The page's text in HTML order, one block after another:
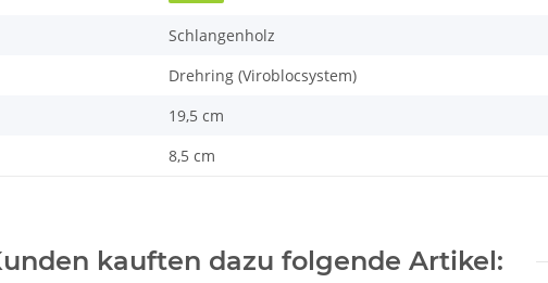
Schlangenholz
Drehring (Viroblocsystem)
19,5 cm
8,5 cm
kauften dazu folgende Artikel: